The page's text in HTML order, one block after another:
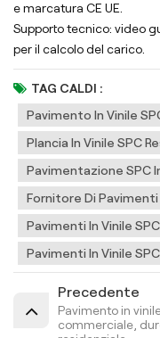
e marcatura CE UE.
Supporto tecnico: video
per il calcolo del carico.
TAG CALDI :
Pavimento In Vinile
Plancia In Vinile SPC
Pavimentazione SPC
Fornitore Di
Pavimenti In Vinile
Pavimenti In Vinile
Precedente
Pavimento in
commerciale,